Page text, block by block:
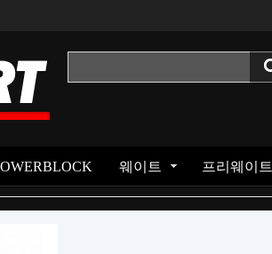
웨이트 프리웨이트